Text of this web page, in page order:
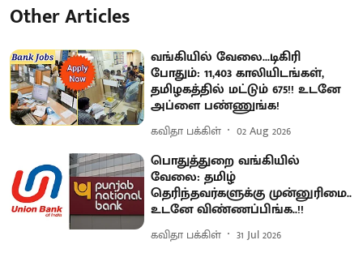
Other Articles
வங்கியில் வேலை...டிகிரி
போதும்: 11,403 காலியிடங்கள்,
தமிழகத்தில் மட்டும் 675!! உடனே
அப்ளை பண்ணுங்க!
கவிதா பக்கிள் 02 Aug 2026
பொதுத்துறை வங்கியில்
வேலை: தமிழ்
தெரிந்தவர்களுக்கு முன்னுரிமை..
உடனே விண்ணப்பிங்க..!!
கவிதா பக்கிள் 31 Jul 2026